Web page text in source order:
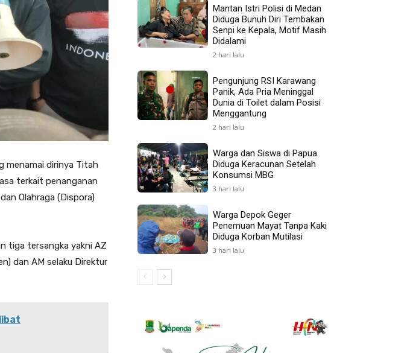
menamai dirinya Titah
terkait penanganan
Olahraga (Dispora)
tiga tersangka yakni AZ
dan AM selaku Direktur
Mantan Istri Polisi di Medan
Diduga Bunuh Diri Tembakan
Senpi ke Kepala, Motif Masih
Didalami
2 hari lalu
Pengunjung RSI Karawang
Panik, Ada Pria Meninggal
Dunia di Toilet dalam Posisi
Menggantung
2 hari lalu
Warga dan Siswa di Papua
Diduga Keracunan Setelah
Konsumsi MBG
3 hari lalu
Warga Depok Geger
Penemuan Mayat Tanpa Kaki
Diduga Korban Mutilasi
3 hari lalu